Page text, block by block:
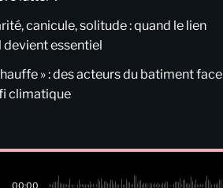
canicule, solitude : quand le lien
devient essentiel
» : des acteurs du batiment face
climatique
00:00